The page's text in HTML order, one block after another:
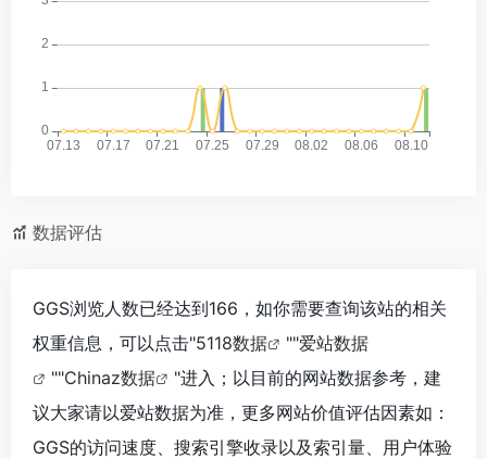
数据评估
GGS浏览人数已经达到166，如你需要查询该站的相关
权重信息，可以点击"5118数据 ""爱站数据
""Chinaz数据
"进入；以目前的网站数据参考，建
议大家请以爱站数据为准，更多网站价值评估因素如：
GGS的访问速度、搜索引擎收录以及索引量、用户体验